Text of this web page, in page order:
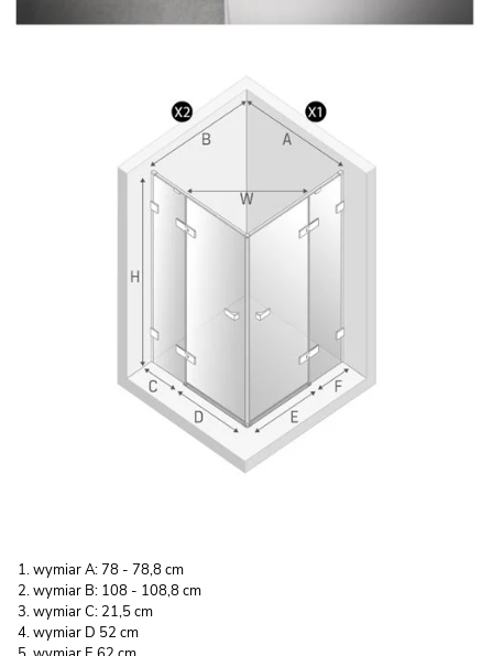
wymiar A: 78 - 78,8 cm
wymiar B: 108 - 108,8 cm
wymiar C: 21,5 cm
wymiar D 52 cm